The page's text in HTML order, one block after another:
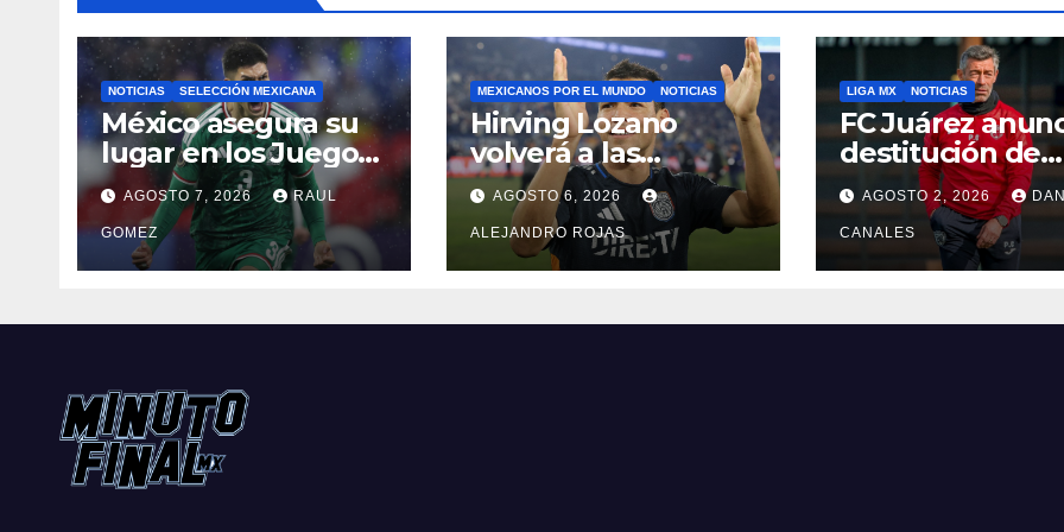
NOTICIAS SELECCIÓN MEXICANA
México asegura su
lugar en los Juegos
Olímpicos de Los
Ángeles 2028
AGOSTO 7, 2026 RAUL
GOMEZ
MEXICANOS POR EL MUNDO NOTICIAS
Hirving Lozano
volverá a las
canchas con LA
Galaxy
AGOSTO 6, 2026
ALEJANDRO ROJAS
LIGA MX NOTICIAS
FC Juárez
destitución de
Pedro Caixinha
AGOSTO 2, 2026
CANALES